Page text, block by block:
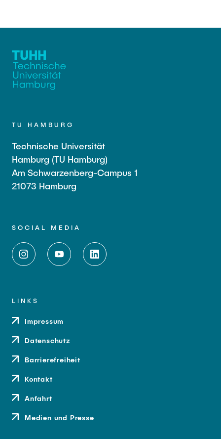
TU HAMBURG
Technische Universität
Hamburg (TU Hamburg)
Am Schwarzenberg-Campus 1
21073 Hamburg
SOCIAL MEDIA
LINKS
Impressum
Datenschutz
Barrierefreiheit
Kontakt
Anfahrt
Medien und Presse